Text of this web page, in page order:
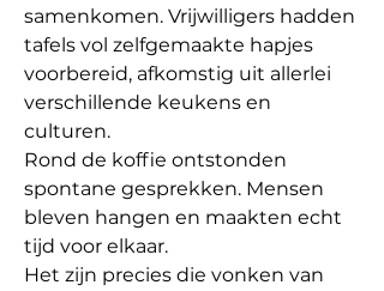
samenkomen. Vrijwilligers hadden
tafels vol zelfgemaakte hapjes
voorbereid, afkomstig uit allerlei
verschillende keukens en
culturen.
Rond de koffie ontstonden
spontane gesprekken. Mensen
bleven hangen en maakten echt
tijd voor elkaar.
Het zijn precies die vonken van